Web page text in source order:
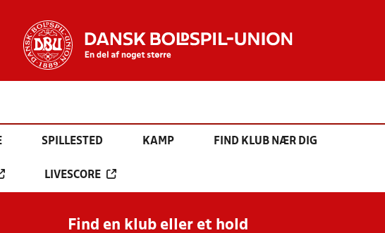
SPILLESTED KAMP FIND KLUB NÆR DIG
LIVESCORE
Find en klub eller et hold